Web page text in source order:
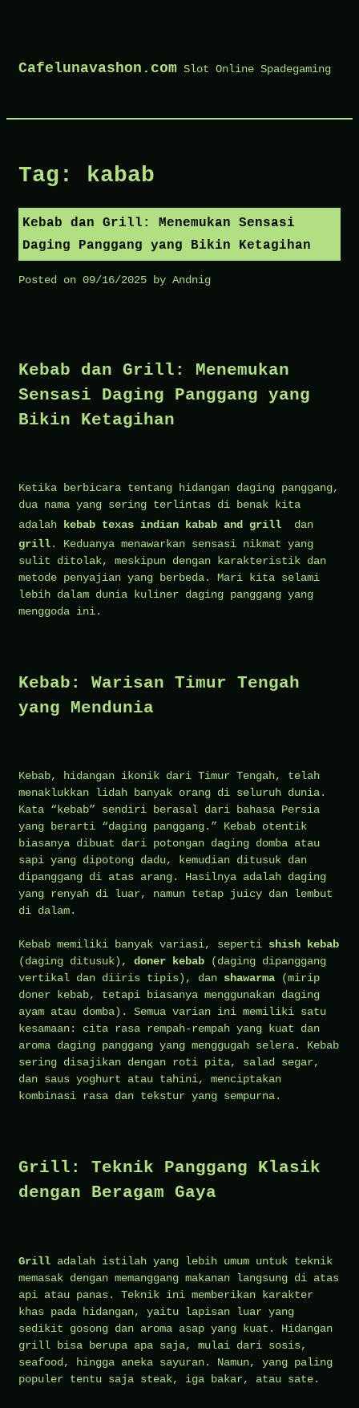
Cafelunavashon.com Slot Online Spadegaming
Tag: kabab
Kebab dan Grill: Menemukan Sensasi
Daging Panggang yang Bikin Ketagihan
Posted on 09/16/2025 by Andnig
Kebab dan Grill: Menemukan
Sensasi Daging Panggang yang
Bikin Ketagihan
Ketika berbicara tentang hidangan daging panggang,
dua nama yang sering terlintas di benak kita
adalah
kebab texas indian kabab and grill dan
grill. Keduanya menawarkan sensasi nikmat yang
sulit ditolak, meskipun dengan karakteristik dan
metode penyajian yang berbeda. Mari kita selami
lebih dalam dunia kuliner daging panggang yang
menggoda ini.
Kebab: Warisan Timur Tengah
yang Mendunia
Kebab, hidangan ikonik dari Timur Tengah, telah
menaklukkan lidah banyak orang di seluruh dunia.
Kata “kebab” sendiri berasal dari bahasa Persia
yang berarti “daging panggang.” Kebab otentik
biasanya dibuat dari potongan daging domba atau
sapi yang dipotong dadu, kemudian ditusuk dan
dipanggang di atas arang. Hasilnya adalah daging
yang renyah di luar, namun tetap juicy dan lembut
di dalam.
Kebab memiliki banyak variasi, seperti shish kebab
(daging ditusuk), doner kebab (daging dipanggang
vertikal dan diiris tipis), dan shawarma (mirip
doner kebab, tetapi biasanya menggunakan daging
ayam atau domba). Semua varian ini memiliki satu
kesamaan: cita rasa rempah-rempah yang kuat dan
aroma daging panggang yang menggugah selera. Kebab
sering disajikan dengan roti pita, salad segar,
dan saus yoghurt atau tahini, menciptakan
kombinasi rasa dan tekstur yang sempurna.
Grill: Teknik Panggang Klasik
dengan Beragam Gaya
Grill adalah istilah yang lebih umum untuk teknik
memasak dengan memanggang makanan langsung di atas
api atau panas. Teknik ini memberikan karakter
khas pada hidangan, yaitu lapisan luar yang
sedikit gosong dan aroma asap yang kuat. Hidangan
grill bisa berupa apa saja, mulai dari sosis,
seafood, hingga aneka sayuran. Namun, yang paling
populer tentu saja steak, iga bakar, atau sate.